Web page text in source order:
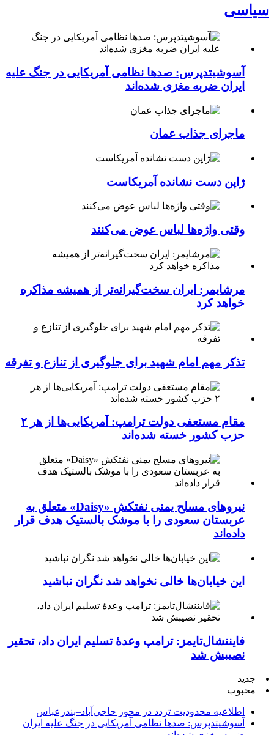
سیاسی
آسوشیتدپرس: صدها نظامی آمریکایی در جنگ علیه
ایران ضربه مغزی شده‌اند
ماجرای جذاب عمان
ژاپن دست نشانده آمریکاست
وقتی واژه‌ها لباس عوض می‌کنند
مرشایمر: ایران سخت‌گیرانه‌تر از همیشه مذاکره
خواهد کرد
تذکر مهم امام شهید برای جلوگیری از تنازع و تفرقه
مقام مستعفی دولت ترامپ: آمریکایی‌ها از هر ۲
حزب کشور خسته شده‌اند
نیروهای مسلح یمنی نفتکش «Daisy» متعلق به
عربستان سعودی را با موشک بالستیک هدف قرار
داده‌اند
این خیابان‌ها خالی نخواهد شد نگران نباشید
فایننشال‌تایمز: ترامپ وعدۀ تسلیم ایران داد، تحقیر
نصیبش شد
جدید
محبوب
اطلاعیه محدودیت تردد در محور حاجی‌آباد–بندرعباس
آسوشیتدپرس: صدها نظامی آمریکایی در جنگ علیه ایران